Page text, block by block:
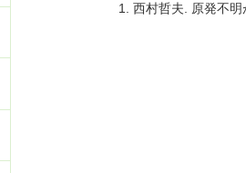
1. 西村哲夫. 原発不